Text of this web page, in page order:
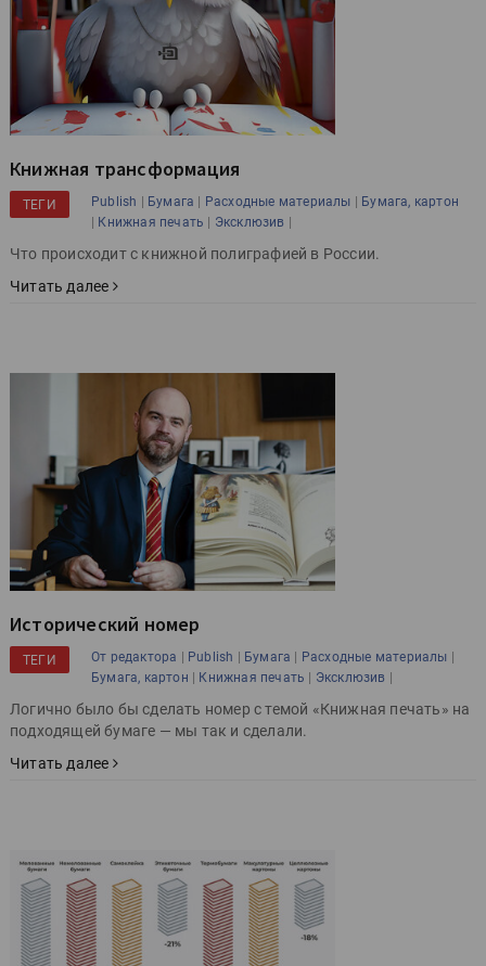
Книжная трансформация
ТЕГИ Publish | Бумага | Расходные материалы | Бумага, картон
| Книжная печать | Эксклюзив |
Что происходит с книжной полиграфией в России.
Читать далее
Исторический номер
ТЕГИ От редактора | Publish | Бумага | Расходные материалы |
Бумага, картон | Книжная печать | Эксклюзив |
Логично было бы сделать номер с темой «Книжная печать» на
подходящей бумаге — мы так и сделали.
Читать далее